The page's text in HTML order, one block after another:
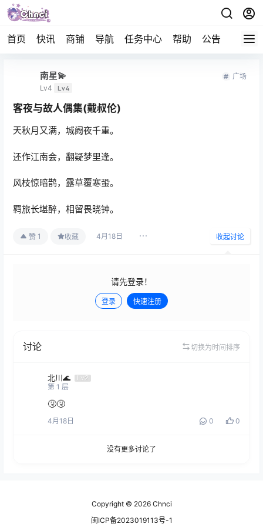
首页 快讯 商铺 导航 任务中心 帮助 公告 APP下
南星💫
Lv4 Lv4
广场
客夜与故人偶集(戴叔伦)
天秋月又满，城阙夜千重。
还作江南会，翻疑梦里逢。
风枝惊暗鹊，露草覆寒蛩。
羁旅长堪醉，相留畏晓钟。
赞 1 收藏 4月18日 收起讨论
请先登录！
登录 快速注册
讨论 切换为时间排序
北川🌊
Lv2
第 1 层
🤧🤧
4月18日 0 0
没有更多讨论了
Copyright © 2026Chnci
闽ICP备2023019113号-1